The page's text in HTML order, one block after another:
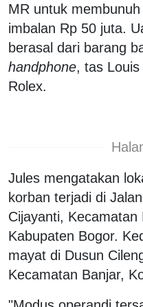
MR untuk
imbalan Rp 50 juta.
berasal dari barang
handphone, tas
Rolex.
Jules mengatakan
korban terjadi di
Cijayanti, Kecamatan
Kabupaten Bogor.
mayat di Dusun
Kecamatan Banjar,